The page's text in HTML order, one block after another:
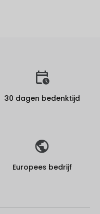
30 dagen bedenktijd
Europees bedrijf